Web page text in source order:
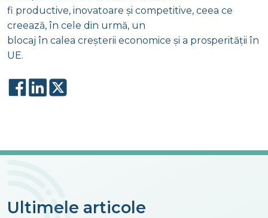
fi productive, inovatoare și competitive, ceea ce
creează, în cele din urmă, un
blocaj în calea creșterii economice și a prosperității în
UE.
Ultimele articole